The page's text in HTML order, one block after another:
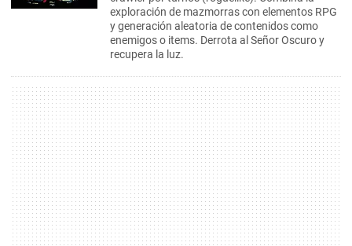
exploración de mazmorras con elementos RPG
y generación aleatoria de contenidos como
enemigos o items. Derrota al Señor Oscuro y
recupera la luz.